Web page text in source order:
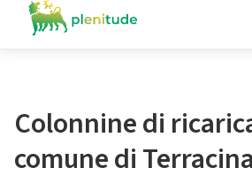
Colonnine di
comune di Terracina